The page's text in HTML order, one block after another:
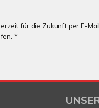
für die Zukunft per E-
*